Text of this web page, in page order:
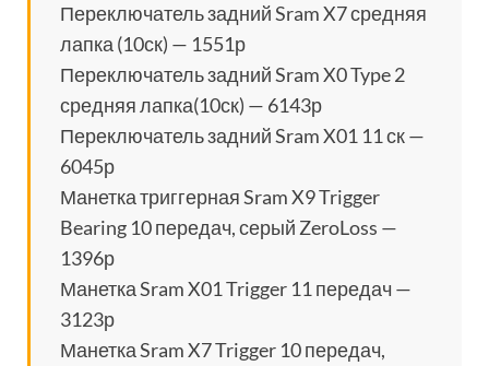
Переключатель задний Sram X7 средняя
лапка (10ск) — 1551р
Переключатель задний Sram X0 Type 2
средняя лапка(10ск) — 6143р
Переключатель задний Sram X01 11 ск —
6045р
Манетка триггерная Sram X9 Trigger
Bearing 10 передач, серый ZeroLoss —
1396р
Манетка Sram X01 Trigger 11 передач —
3123р
Манетка Sram X7 Trigger 10 передач,